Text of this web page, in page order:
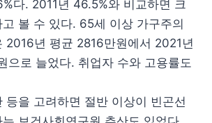
다. 2011년 46.5%와 비교하면 크
볼 수 있다. 65세 이상 가구주의
2016년 평균 2816만원에서 2021년
으로 늘었다. 취업자 수와 고용률도
등을 고려하면 절반 이상이 빈곤선